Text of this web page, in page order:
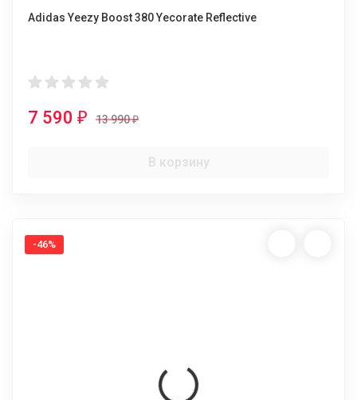
Adidas Yeezy Boost 380 Yecorate Reflective
7 590 ₽ 13 990₽
В корзину
-46%